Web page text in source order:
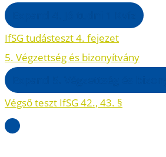
IfSG tudásteszt 4. fejezet
5. Végzettség és bizonyítvány
Végső teszt IfSG 42., 43. §